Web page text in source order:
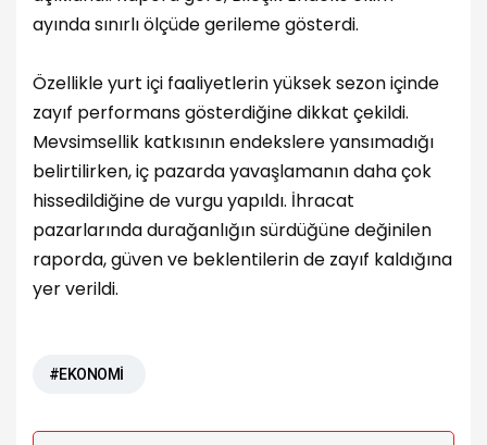
ayında sınırlı ölçüde gerileme gösterdi.
Özellikle yurt içi faaliyetlerin yüksek sezon içinde
zayıf performans gösterdiğine dikkat çekildi.
Mevsimsellik katkısının endekslere yansımadığı
belirtilirken, iç pazarda yavaşlamanın daha çok
hissedildiğine de vurgu yapıldı. İhracat
pazarlarında durağanlığın sürdüğüne değinilen
raporda, güven ve beklentilerin de zayıf kaldığına
yer verildi.
#EKONOMİ